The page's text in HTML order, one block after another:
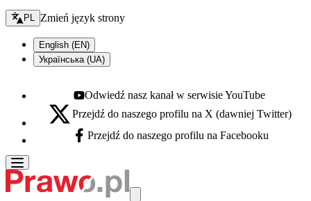
Zmień język - bieżący:
PL Zmień język strony
English (EN)
Українська (UA)
Youtube - otwiera się w nowej karcie
Odwiedź nasz kanał w serwisie YouTube
X - otwiera się w nowej karcie
Przejdź do naszego profilu na X (dawniej Twitter)
Facebook - otwiera się w nowej karcie
Przejdź do naszego profilu na Facebooku